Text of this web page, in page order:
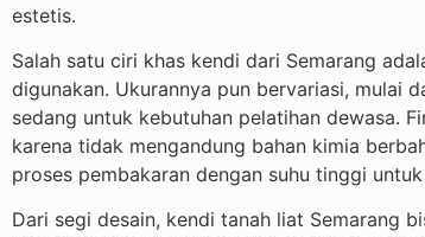
estetis.
Salah satu ciri khas kendi dari Semarang
digunakan. Ukurannya pun bervariasi, mulai
sedang untuk kebutuhan pelatihan dewasa.
karena tidak mengandung bahan kimia
proses pembakaran dengan suhu tinggi
Dari segi desain, kendi tanah liat Semarang